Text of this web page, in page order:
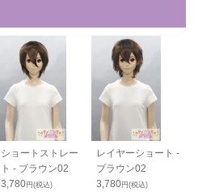
ショートストレー
ト - ブラウン02
3,780円(税込)
レイヤーショート -
ブラウン02
3,780円(税込)